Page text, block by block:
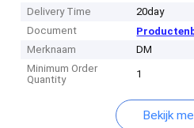
Delivery Time
20day
Document
Merknaam
DM
Minimum Order
Quantity
1
Bekijk